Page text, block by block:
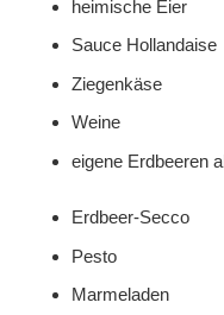
heimische Eier
Sauce Hollandaise
Ziegenkäse
Weine
eigene Erdbeeren
Erdbeer-Secco
Pesto
Marmeladen